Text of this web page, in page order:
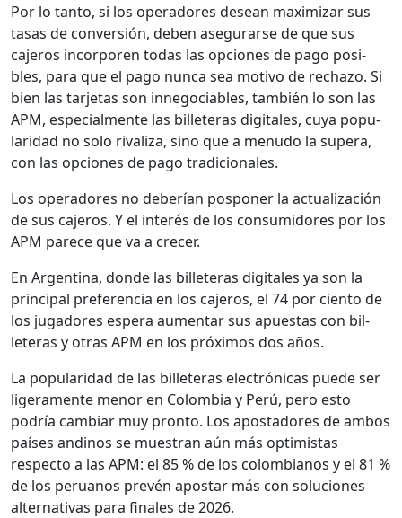
Por lo tan­to, si los oper­adores desean max­i­mizar sus
tasas de con­ver­sión, deben ase­gu­rarse de que sus
cajeros incor­poren todas las opciones de pago posi­
bles, para que el pago nun­ca sea moti­vo de rec­ha­zo. Si
bien las tar­je­tas son innego­cia­bles, tam­bién lo son las
APM, espe­cial­mente las bil­leteras dig­i­tales, cuya pop­u­
lar­i­dad no solo rival­iza, sino que a menudo la supera,
con las opciones de pago tradi­cionales.
Los oper­adores no deberían pospon­er la actu­al­ización
de sus cajeros. Y el interés de los con­sum­i­dores por los
APM parece que va a cre­cer.
En Argenti­na, donde las bil­leteras dig­i­tales ya son la
prin­ci­pal pref­er­en­cia en los cajeros, el 74 por cien­to de
los jugadores espera aumen­tar sus apues­tas con bil­
leteras y otras APM en los próx­i­mos dos años.
La pop­u­lar­i­dad de las bil­leteras elec­tróni­cas puede ser
lig­era­mente menor en Colom­bia y Perú, pero esto
podría cam­biar muy pron­to. Los apos­ta­dores de ambos
país­es andi­nos se mues­tran aún más opti­mis­tas
respec­to a las APM: el 85 % de los colom­bianos y el 81 %
de los peru­anos pre­vén apos­tar más con solu­ciones
alter­na­ti­vas para finales de 2026.